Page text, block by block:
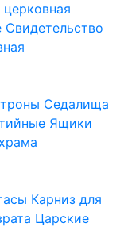
Свидетельство
Седалища
Ящики
Карниз для
Царские